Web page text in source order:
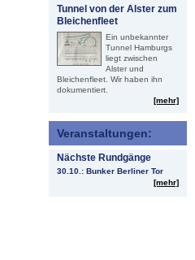
Tunnel von der Alster zum
Bleichenfleet
Ein unbekannter
Tunnel Hamburgs
liegt zwischen
Alster und
Bleichenfleet. Wir haben ihn
dokumentiert.
[mehr]
Veranstaltungen:
Nächste Rundgänge
30.10.: Bunker Berliner Tor
[mehr]